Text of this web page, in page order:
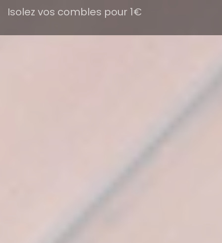
Isolez vos combles pour 1€